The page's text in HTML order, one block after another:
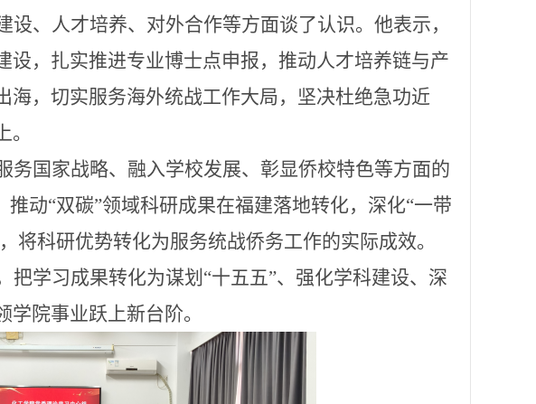
、人才培养、对外合作等方面谈了认识。他表示，
设，扎实推进专业博士点申报，推动人才培养链与产
海，切实服务海外统战工作大局，坚决杜绝急功近
务国家战略、融入学校发展、彰显侨校特色等方面的
推动“双碳”领域科研成果在福建落地转化，深化“一带
将科研优势转化为服务统战侨务工作的实际成效。
把学习成果转化为谋划 “十五五”、强化学科建设、深
院事业跃上新台阶。